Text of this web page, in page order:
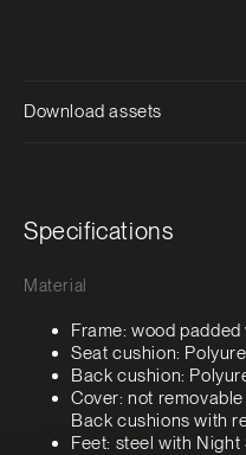
Download assets
Specifications
Material
Frame: wood
Seat cushion:
Back cushion:
Cover: not
Back cushions with
Feet: steel with Night